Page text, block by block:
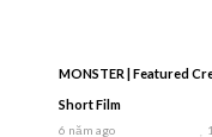
MONSTER | Featured
Short Film
6 năm ago 1